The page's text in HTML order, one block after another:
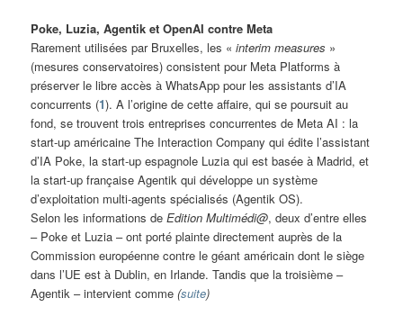
Poke, Luzia, Agentik et OpenAI contre Meta
Rarement utilisées par Bruxelles, les «interim measures »
(mesures conservatoires) consistent pour Meta Platforms à
préserver le libre accès à WhatsApp pour les assistants d’IA
concurrents (1). A l’origine de cette affaire, qui se poursuit au
fond, se trouvent trois entreprises concurrentes de Meta AI : la
start-up américaine The Interaction Company qui édite l’assistant
d’IA Poke, la start-up espagnole Luzia qui est basée à Madrid, et
la start-up française Agentik qui développe un système
d’exploitation multi-agents spécialisés (Agentik OS).
Selon les informations deEdition Multimédi@, deux d’entre elles
– Poke et Luzia – ont porté plainte directement auprès de la
Commission européenne contre le géant américain dont le siège
dans l’UE est à Dublin, en Irlande. Tandis que la troisième –
Agentik – intervient comme(suite)